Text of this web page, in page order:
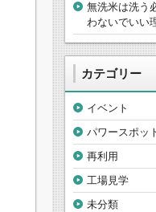
無洗米は洗う
わないでいい
カテゴリー
イベント
パワースポッ
再利用
工場見学
未分類